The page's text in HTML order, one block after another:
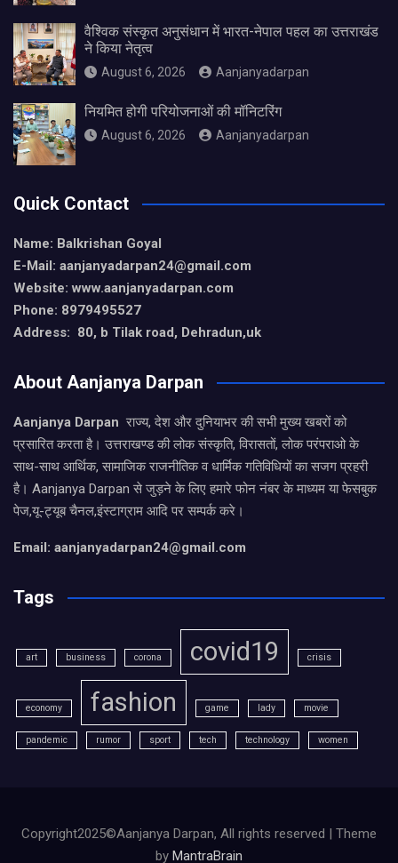
वैश्विक संस्कृत अनुसंधान में भारत-नेपाल पहल का उत्तराखंड
ने किया नेतृत्व
August 6, 2026 Aanjanyadarpan
नियमित होगी परियोजनाओं की मॉनिटरिंग
August 6, 2026 Aanjanyadarpan
Quick Contact
Name: Balkrishan Goyal
E-Mail: aanjanyadarpan24@gmail.com
Website: www.aanjanyadarpan.com
Phone: 8979495527
Address: 80, b Tilak road, Dehradun,uk
About Aanjanya Darpan
Aanjanya Darpan राज्य, देश और दुनियाभर की सभी मुख्य खबरों को
प्रसारित करता है। उत्तराखण्ड की लोक संस्कृति, विरासतों, लोक परंपराओ के
साथ-साथ आर्थिक, सामाजिक राजनीतिक व धार्मिक गतिविधियों का सजग प्रहरी
है। Aanjanya Darpan से जुड़ने के लिए हमारे फोन नंबर के माध्यम या फेसबुक
पेज,यू-ट्यूब चैनल,इंस्टाग्राम आदि पर सम्पर्क करे।
Email: aanjanyadarpan24@gmail.com
Tags
art business corona covid19 crisis
economy fashion game lady movie
pandemic rumor sport tech technology women
Copyright2025©Aanjanya Darpan, All rights reserved | Theme
by MantraBrain